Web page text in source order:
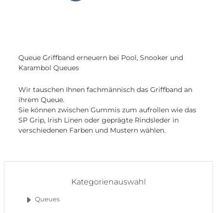
Queue Griffband erneuern bei Pool, Snooker und
Karambol Queues
Wir tauschen Ihnen fachmännisch das Griffband an
ihrem Queue.
Sie können zwischen Gummis zum aufrollen wie das
SP Grip, Irish Linen oder geprägte Rindsleder in
verschiedenen Farben und Mustern wählen.
Kategorienauswahl
Queues